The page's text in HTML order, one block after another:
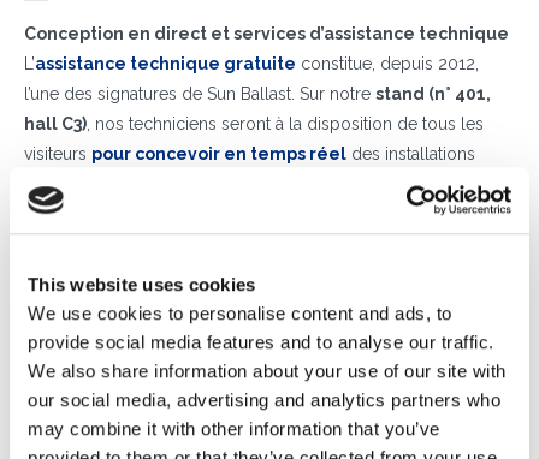
This website uses cookies
We use cookies to personalise content and ads, to
provide social media features and to analyse our traffic.
We also share information about your use of our site with
our social media, advertising and analytics partners who
may combine it with other information that you’ve
Conception en direct et services d’assistance technique
L’assistance technique gratuite constitue, depuis 2012,
l’une des signatures de Sun Ballast. Sur notre stand (n° 401,
hall C3) , nos techniciens seront à la disposition de tous les
visiteurs pour concevoir en temps réel des installations
photovoltaïques avec le Configurateur Sun Ballast, en utilisant
des données précises sur le type de bâtiment, la localisation
assure
un accompagnement constant dès les premières
étapes de conception
, en fournissant aux installateurs et aux
concepteurs une
étude technique gratuite
un
webinaire dédié) qui comprend non seulement la sélection du
modèle de ballast photovoltaïque le plus adapté à l’installation,
mais aussi tous les calculs de charge au vent, l’analyse des
contraintes structurelles sur la toiture, les vérifications de